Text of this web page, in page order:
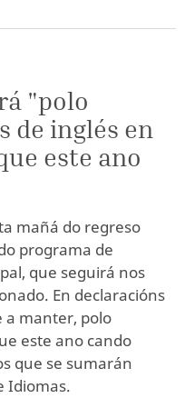
"polo
de inglés en
este ano
mañá do regreso
programa de
que seguirá nos
En declaracións
a manter, polo
este ano cando
que se sumarán
Idiomas.